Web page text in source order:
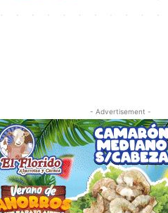
- Advertisement -